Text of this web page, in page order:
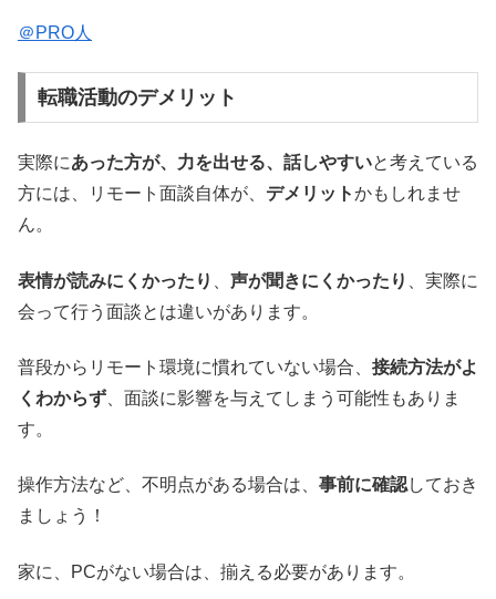
＠PRO人
転職活動のデメリット
実際にあった方が、力を出せる、話しやすいと考えている
方には、リモート面談自体が、 デメリットかもしれませ
ん。
表情が読みにくかったり 声が聞きにくかったり
、実際に
会って行う面談とは違いがあります。
普段からリモート環境に慣れていない場合、 接続方法がよ
くわからず 、面談に影響を与えてしまう可能性もありま
す。
操作方法など、不明点がある場合は、 事前に確認しておき
ましょう！
家に、PCがない場合は、揃える必要があります。